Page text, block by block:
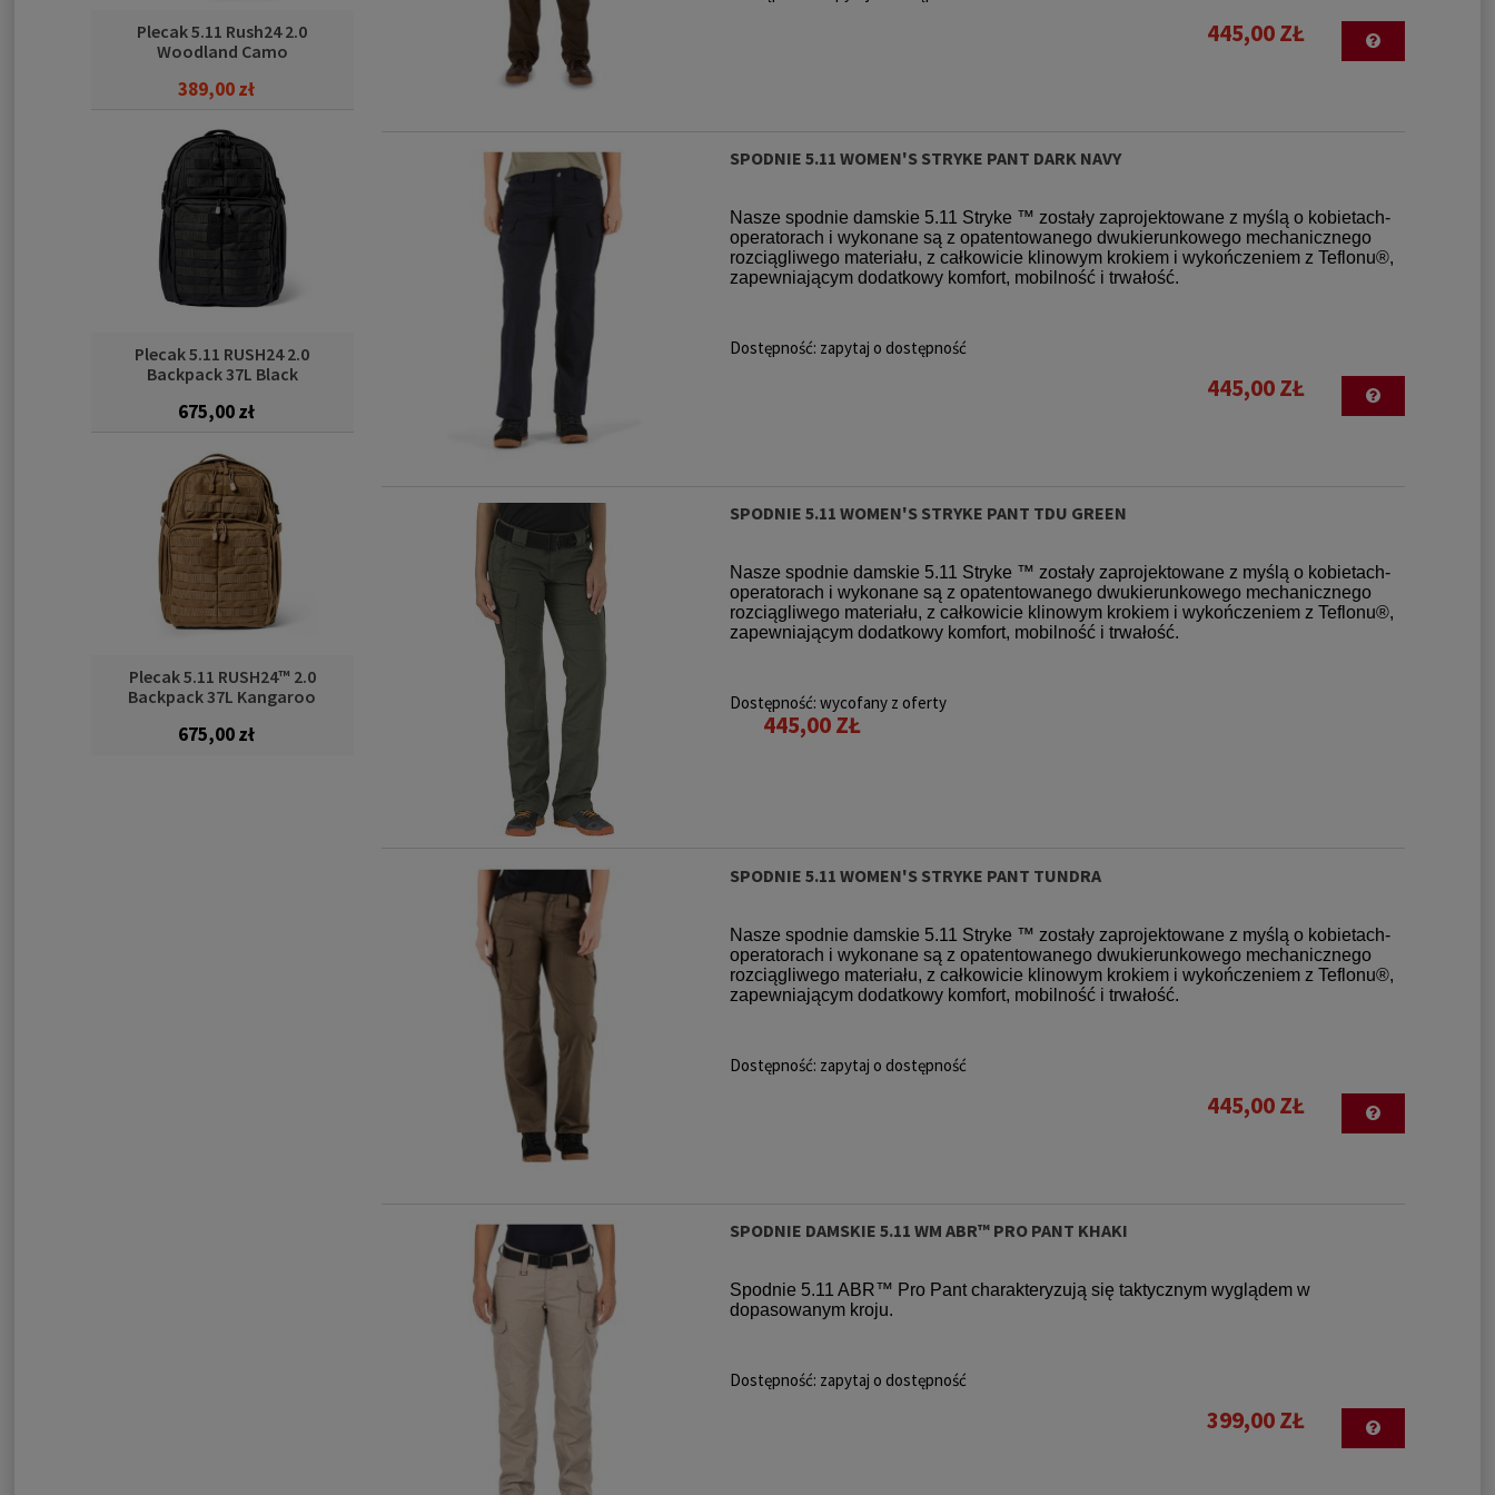
Plecak 5.11 Rush24 2.0
Woodland Camo
389,00 zł
Cena regularna:
Najniższa cena:389,00 zł
Plecak 5.11 RUSH24 2.0
Backpack 37L Black
675,00 zł
Plecak 5.11 RUSH24™ 2.0
Backpack 37L Kangaroo
675,00 zł
445,00 ZŁ
SPODNIE 5.11 WOMEN'S STRYKE PANT DARK NAVY
Nasze spodnie damskie 5.11 Stryke ™ zostały zaprojektowane z myślą o kobietach-
operatorach i wykonane są z opatentowanego dwukierunkowego mechanicznego
rozciągliwego materiału, z całkowicie klinowym krokiem i wykończeniem z Teflonu®,
zapewniającym dodatkowy komfort, mobilność i trwałość.
Dostępność: zapytaj o dostępność
445,00 ZŁ
SPODNIE 5.11 WOMEN'S STRYKE PANT TDU GREEN
Nasze spodnie damskie 5.11 Stryke ™ zostały zaprojektowane z myślą o kobietach-
operatorach i wykonane są z opatentowanego dwukierunkowego mechanicznego
rozciągliwego materiału, z całkowicie klinowym krokiem i wykończeniem z Teflonu®,
zapewniającym dodatkowy komfort, mobilność i trwałość.
Dostępność: wycofany z oferty
445,00 ZŁ
SPODNIE 5.11 WOMEN'S STRYKE PANT TUNDRA
Nasze spodnie damskie 5.11 Stryke ™ zostały zaprojektowane z myślą o kobietach-
operatorach i wykonane są z opatentowanego dwukierunkowego mechanicznego
rozciągliwego materiału, z całkowicie klinowym krokiem i wykończeniem z Teflonu®,
zapewniającym dodatkowy komfort, mobilność i trwałość.
Dostępność: zapytaj o dostępność
445,00 ZŁ
SPODNIE DAMSKIE 5.11 WM ABR™ PRO PANT KHAKI
Spodnie 5.11 ABR™ Pro Pant charakteryzują się taktycznym wyglądem w
dopasowanym kroju.
Dostępność: zapytaj o dostępność
399,00 ZŁ